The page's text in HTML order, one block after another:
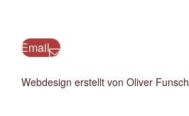
Email
Webdesign erstellt von Oliver Funsch